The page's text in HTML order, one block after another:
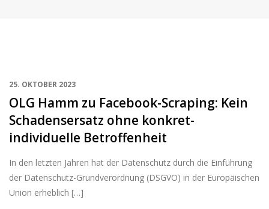
25. OKTOBER 2023
OLG Hamm zu Facebook-Scraping: Kein
Schadensersatz ohne konkret-
individuelle Betroffenheit
In den letzten Jahren hat der Datenschutz durch die Einführung
der Datenschutz-Grundverordnung (DSGVO) in der Europäischen
Union erheblich […]